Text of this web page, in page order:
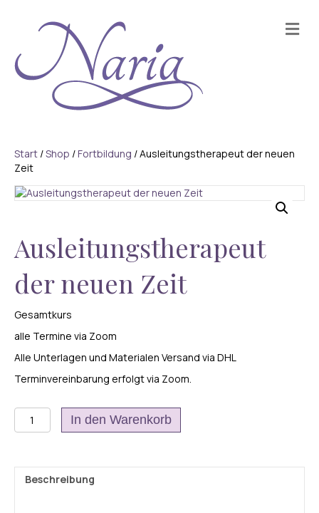
Start /Shop /Fortbildung / Ausleitungstherapeut der neuen
Zeit
Ausleitungstherapeut
der neuen Zeit
Gesamtkurs
alle Termine via Zoom
Alle Unterlagen und Materialen Versand via DHL
Terminvereinbarung erfolgt via Zoom.
Ausleitungstherapeut
der
Menge
In den Warenkorb
Beschreibung